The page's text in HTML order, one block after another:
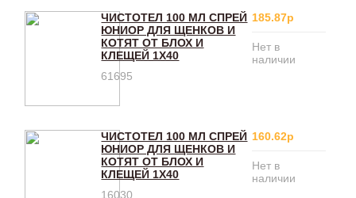
ЧИСТОТЕЛ 100 МЛ СПРЕЙ
ЮНИОР ДЛЯ ЩЕНКОВ И
КОТЯТ ОТ БЛОХ И
КЛЕЩЕЙ 1Х40
61695
185.87р
Нет в
наличии
ЧИСТОТЕЛ 100 МЛ СПРЕЙ
ЮНИОР ДЛЯ ЩЕНКОВ И
КОТЯТ ОТ БЛОХ И
КЛЕЩЕЙ 1Х40
16030
160.62р
Нет в
наличии